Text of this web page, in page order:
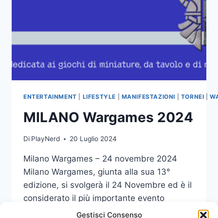
Gestisci Consenso
ENTERTAINMENT LIFESTYLE MANIFESTAZIONI TORNEI |
MILANO Wargames 2024
Di PlayNerd 20 Luglio 2024
Milano Wargames – 24 novembre 2024
Milano Wargames, giunta alla sua 13°
edizione, si svolgerà il 24 Novembre ed è il
considerato il più importante evento
nazionale con un attenzione principale ai